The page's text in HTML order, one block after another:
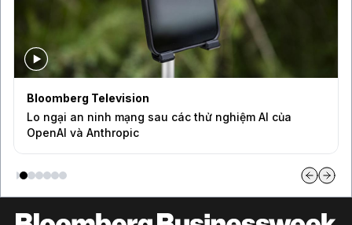
Bloomberg Television
Lo ngại an ninh mạng sau các thử nghiệm AI của
OpenAI và Anthropic